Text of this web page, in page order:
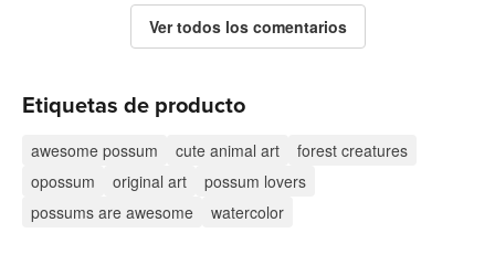
Ver todos los comentarios
Etiquetas de producto
awesome possum cute animal art
forest creatures
opossum
original art
possum lovers
possums are awesome
watercolor